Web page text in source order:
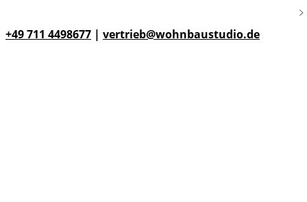
+49 711 4498677 | vertrieb@wohnbaustudio.de